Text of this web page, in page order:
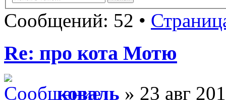
Сообщений: 52 •
Re: про кота Мотю
коваль » 23 авг